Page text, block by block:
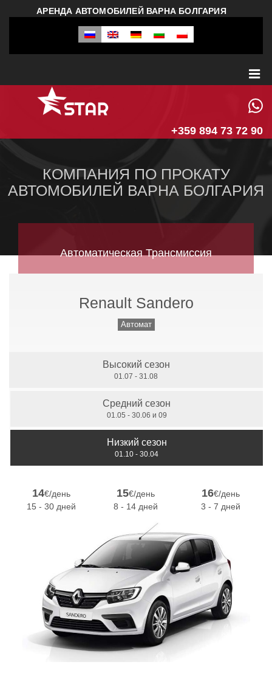
АРЕНДА АВТОМОБИЛЕЙ ВАРНА БОЛГАРИЯ
+359 894 73 72 90
КОМПАНИЯ ПО ПРОКАТУ
АВТОМОБИЛЕЙ ВАРНА БОЛГАРИЯ
Автоматическая Трансмиссия
7 Мест
Renault Sandero
Автомат
Высокий сезон
01.07 - 31.08
Средний сезон
01.05 - 30.06 и 09
Низкий сезон
01.10 - 30.04
14€/день
15 - 30 дней
15€/день
8 - 14 дней
16€/день
3 - 7 дней